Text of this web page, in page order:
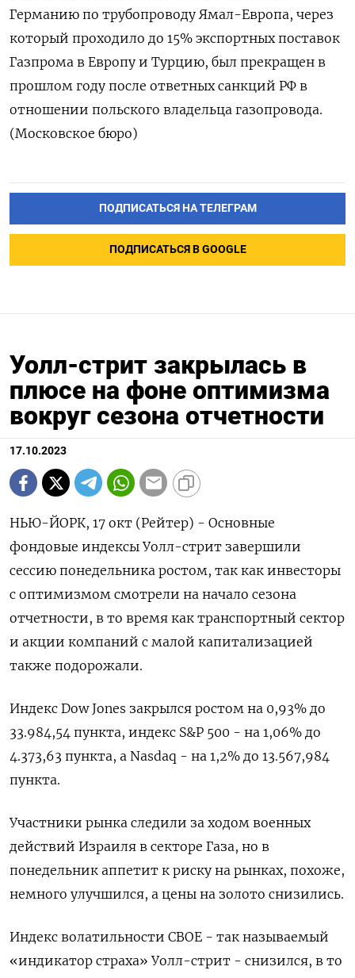
Германию по трубопроводу Ямал-Европа, через
который проходило до 15% экспортных поставок
Газпрома в Европу и Турцию, был прекращен в
прошлом году после ответных санкций РФ в
отношении польского владельца газопровода.
(Московское бюро)
ПОДПИСАТЬСЯ НА ТЕЛЕГРАМ
ПОДПИСАТЬСЯ В GOOGLE
Уолл-стрит закрылась в
плюсе на фоне оптимизма
вокруг сезона отчетности
17.10.2023
НЬЮ-ЙОРК, 17 окт (Рейтер) - Основные
фондовые индексы Уолл-стрит завершили
сессию понедельника ростом, так как инвесторы
с оптимизмом смотрели на начало сезона
отчетности, в то время как транспортный сектор
и акции компаний с малой капитализацией
также подорожали.
Индекс Dow Jones закрылся ростом на 0,93% до
33.984,54 пункта, индекс S&P 500 - на 1,06% до
4.373,63 пункта​, а ​Nasdaq - на 1,2% до 13.567,984
пункта​.
Участники рынка следили за ходом военных
действий Израиля в секторе Газа, но в
понедельник аппетит к риску на рынках, похоже,
немного улучшился, а цены на золото снизились.
Индекс волатильности CBOE - так называемый
«индикатор страха» Уолл-стрит - снизился, в то